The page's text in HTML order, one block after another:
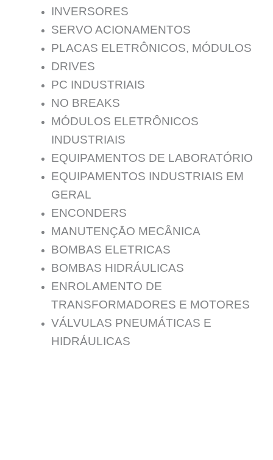
INVERSORES
SERVO ACIONAMENTOS
PLACAS ELETRÔNICOS, MÓDULOS
DRIVES
PC INDUSTRIAIS
NO BREAKS
MÓDULOS ELETRÔNICOS
INDUSTRIAIS
EQUIPAMENTOS DE LABORATÓRIO
EQUIPAMENTOS INDUSTRIAIS EM
GERAL
ENCONDERS
MANUTENÇĀO MECÂNICA
BOMBAS ELETRICAS
BOMBAS HIDRÁULICAS
ENROLAMENTO DE
TRANSFORMADORES E MOTORES
VÁLVULAS PNEUMÁTICAS E
HIDRÁULICAS